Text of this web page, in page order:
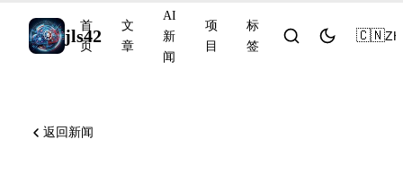
jls42
首
页
文
章
AI
新
闻
项
目
标
签
🇨🇳ZH
返回新闻